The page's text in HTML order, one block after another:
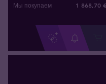
Мы покупаем 1 868,70 €